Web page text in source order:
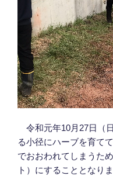
令和元年10月27日（
る小径にハーブを育て
でおおわれてしまうた
ト）にすることとなりま